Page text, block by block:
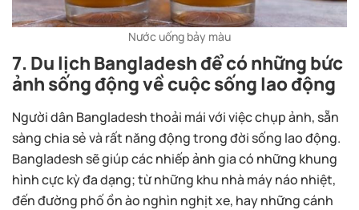
Nước uống bảy màu
7. Du lịch Bangladesh để có những bức
ảnh sống động về cuộc sống lao động
Người dân Bangladesh thoải mái với việc chụp ảnh, sẵn
sàng chia sẻ và rất năng động trong đời sống lao động.
Bangladesh sẽ giúp các nhiếp ảnh gia có những khung
hình cực kỳ đa dạng; từ những khu nhà máy náo nhiệt,
đến đường phố ồn ào nghìn nghịt xe, hay những cánh